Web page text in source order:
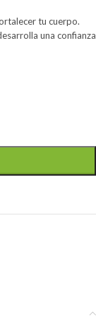
tu cuerpo.
una confianza